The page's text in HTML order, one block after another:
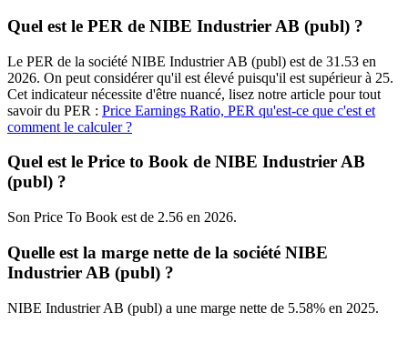
Quel est le PER de NIBE Industrier AB (publ) ?
Le PER de la société NIBE Industrier AB (publ) est de 31.53 en
2026. On peut considérer qu'il est élevé puisqu'il est supérieur à 25.
Cet indicateur nécessite d'être nuancé, lisez notre article pour tout
savoir du PER : Price Earnings Ratio, PER qu'est-ce que c'est et
comment le calculer ?
Quel est le Price to Book de NIBE Industrier AB
(publ) ?
Son Price To Book est de 2.56 en 2026.
Quelle est la marge nette de la société NIBE
Industrier AB (publ) ?
NIBE Industrier AB (publ) a une marge nette de 5.58% en 2025.